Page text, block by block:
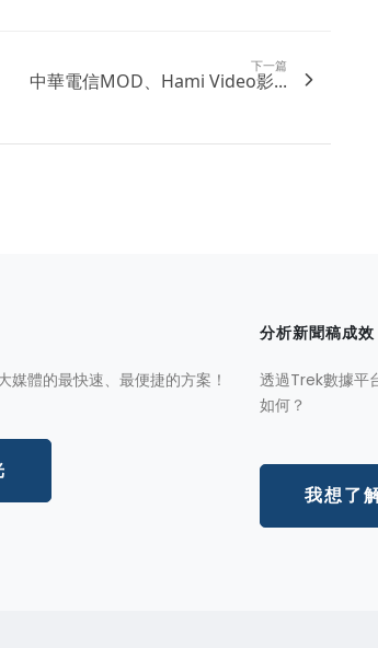
下一篇
中華電信MOD、Hami Video影...
媒體的最快速、最便捷的方案！
分析新聞稿成效
透過Trek數據平
如何？
我想了